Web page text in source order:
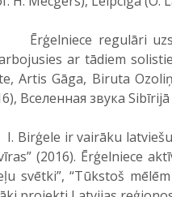
regulāri
ar tādiem
Artis Gāga, Biruta
Вселенная звука
ir vairāku latviešu
(2016). Ērģelniece
svētki”, “Tūkstoš